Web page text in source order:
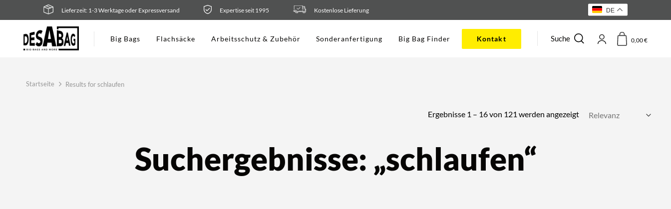
Lieferzeit: 1-3 Werktage oder Expressversand Expertise seit 1995 Kostenlose Lieferung DE
Big Bags Flachsäcke Arbeitsschutz & Zubehör Sonderanfertigung Big Bag Finder Kontakt Suche 0,00€
Startseite Results for schlaufen
Ergebnisse 1 – 16 von 121 werden angezeigtNach
Suchergebnisse: „schlaufen“